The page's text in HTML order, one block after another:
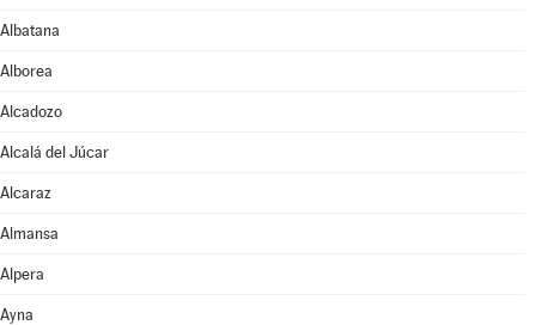
Albatana
Alborea
Alcadozo
Alcalá del Júcar
Alcaraz
Almansa
Alpera
Ayna